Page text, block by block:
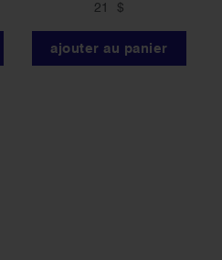
21 $
ajouter au panier